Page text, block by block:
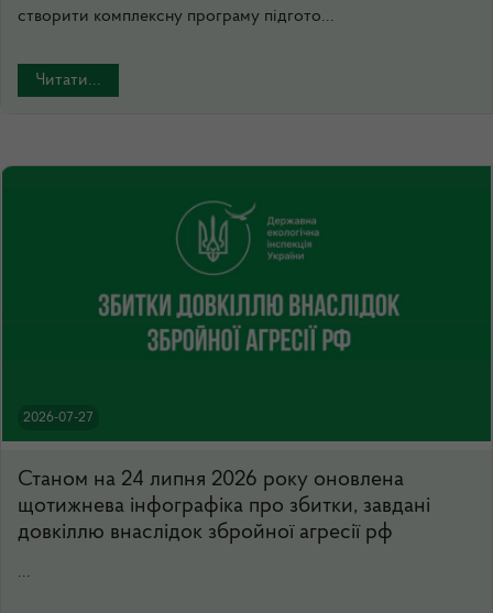
створити комплексну програму підгото...
Читати...
2026-07-27
Станом на 24 липня 2026 року оновлена
щотижнева інфографіка про збитки, завдані
довкіллю внаслідок збройної агресії рф
...